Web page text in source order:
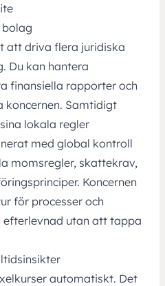
bolag
att driva flera juridiska
Du kan hantera
finansiella rapporter och
koncernen. Samtidigt
sina lokala regler
med global kontroll
momsregler, skattekrav,
Koncernen
för processer och
utan att tappa
automatiskt. Det